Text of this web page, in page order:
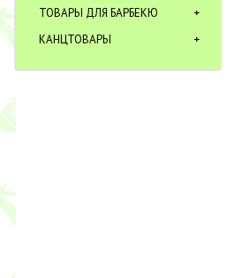
ТОВАРЫ ДЛЯ БАРБЕКЮ
КАНЦТОВАРЫ